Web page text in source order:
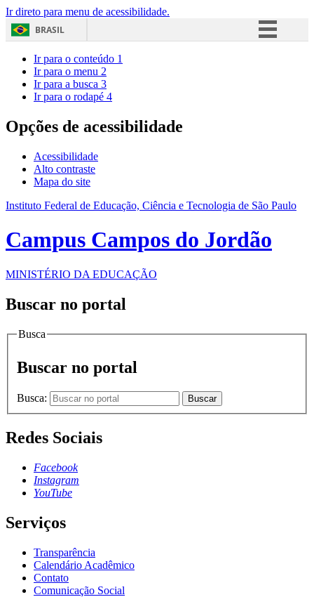
Ir direto para menu de acessibilidade.
BRASIL
Acesso à informação
Ir para o conteúdo 1
Ir para o menu 2
Ir para a busca 3
Ir para o rodapé 4
Opções de acessibilidade
Acessibilidade
Alto contraste
Mapa do site
Instituto Federal de Educação, Ciência e Tecnologia de São Paulo
Campus Campos do Jordão
MINISTÉRIO DA EDUCAÇÃO
Buscar no portal
Busca
Buscar no portal
Busca: Buscar
Redes Sociais
Facebook
Instagram
YouTube
Serviços
Transparência
Calendário Acadêmico
Contato
Comunicação Social